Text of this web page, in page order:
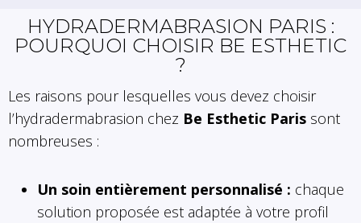
HYDRADERMABRASION PARIS :
POURQUOI CHOISIR BE ESTHETIC
?
Les raisons pour lesquelles vous devez choisir
l’hydradermabrasion chez Be Esthetic Paris sont
nombreuses :
Un soin entièrement personnalisé : chaque
solution proposée est adaptée à votre profil